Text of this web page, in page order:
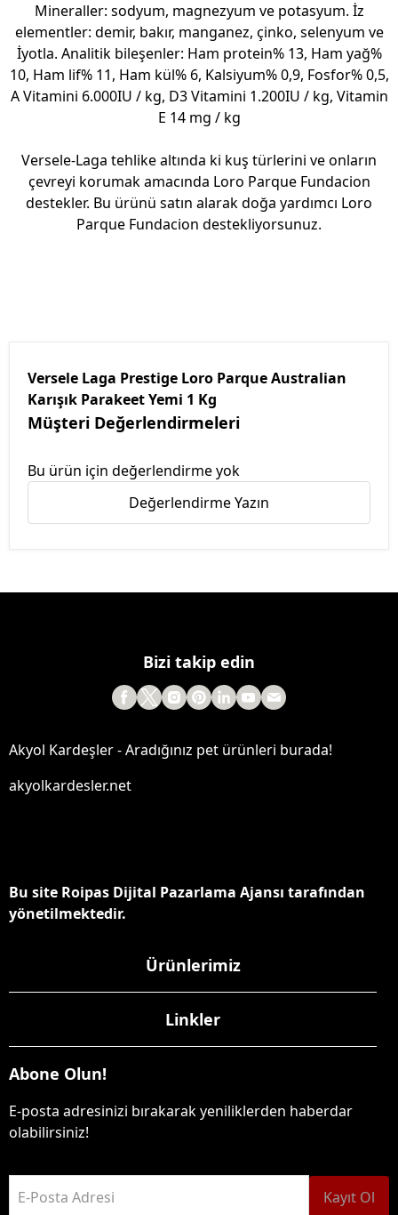
Mineraller: sodyum, magnezyum ve potasyum. İz
elementler: demir, bakır, manganez, çinko, selenyum ve
İyotla. Analitik bileşenler: Ham protein% 13, Ham yağ%
10, Ham lif% 11, Ham kül% 6, Kalsiyum% 0,9, Fosfor% 0,5,
A Vitamini 6.000IU / kg, D3 Vitamini 1.200IU / kg, Vitamin
E 14 mg / kg
Versele-Laga tehlike altında ki kuş türlerini ve onların
çevreyi korumak amacında Loro Parque Fundacion
destekler. Bu ürünü satın alarak doğa yardımcı Loro
Parque Fundacion destekliyorsunuz.
Versele Laga Prestige Loro Parque Australian
Karışık Parakeet Yemi 1 Kg
Müşteri Değerlendirmeleri
Bu ürün için değerlendirme yok
Değerlendirme Yazın
Bizi takip edin
Akyol Kardeşler - Aradığınız pet ürünleri burada!
akyolkardesler.net
Bu site Roipas Dijital Pazarlama Ajansı tarafından
yönetilmektedir.
Ürünlerimiz
Linkler
Abone Olun!
E-posta adresinizi bırakarak yeniliklerden haberdar
olabilirsiniz!
E-Posta Adresi Kayıt Ol